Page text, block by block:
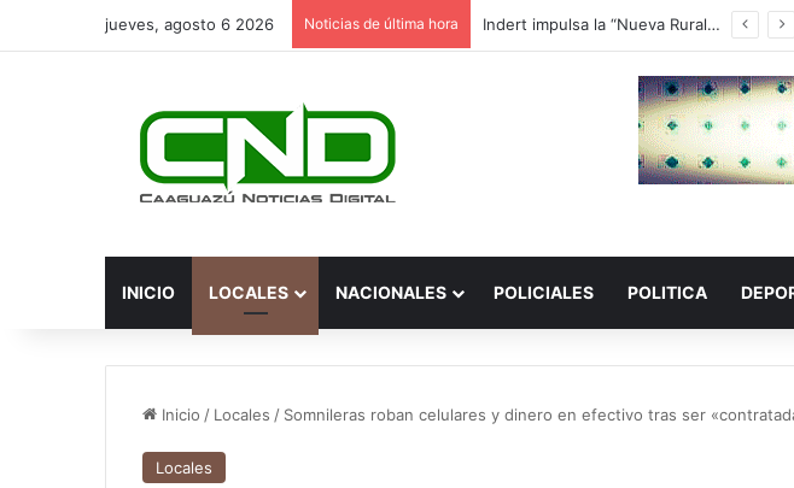
jueves, agosto 6 2026 Noticias de última hora Lluvias y tormentas acompañarán el ingreso de un frente frío este jueves
INICIO LOCALES NACIONALES POLICIALES POLITICA
Inicio / Locales / Somnileras roban celulares y dinero en efectivo tras ser
Locales